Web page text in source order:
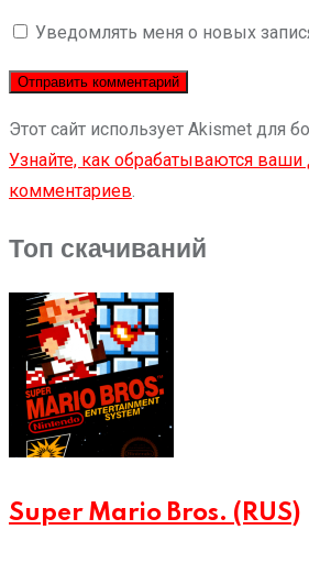
Уведомлять меня о новых
Этот сайт использует Akismet для
Узнайте, как обрабатываются
комментариев.
Топ скачиваний
Super Mario Bros. (RUS)